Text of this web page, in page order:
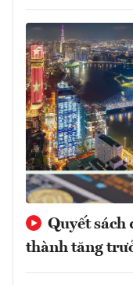
Quyết sách
thành tăng